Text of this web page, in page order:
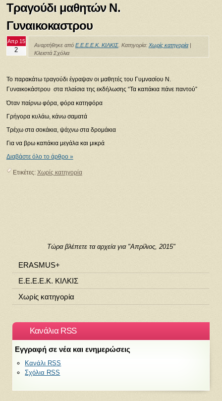
Τραγούδι μαθητών Ν.
Γυναικοκαστρου
Απρ 15
2
Αναρτήθηκε από Ε.Ε.Ε.Ε.Κ. ΚΙΛΚΙΣ. Κατηγορία: Χωρίς κατηγορία|
Κλειστά Σχόλια
Το παρακάτω τραγούδι έγραψαν οι μαθητές του Γυμνασίου Ν.
Γυναικοκάστρου στα πλαίσια της εκδήλωσης “Τα καπάκια πάνε παντού”
Όταν παίρνω φόρα, φόρα κατηφόρα
Γρήγορα κυλάω, κάνω σαματά
Τρέχω στα σοκάκια, ψάχνω στα δρομάκια
Για να βρω καπάκια μεγάλα και μικρά
Διαβάστε όλο το άρθρο »
Ετικέτες: Χωρίς κατηγορία
Τώρα βλέπετε τα αρχεία για "Απρίλιος, 2015"
ERASMUS+
Ε.Ε.Ε.Ε.Κ. ΚΙΛΚΙΣ
Χωρίς κατηγορία
Κανάλια RSS
Εγγραφή σε νέα και ενημερώσεις
Κανάλι RSS
Σχόλια RSS